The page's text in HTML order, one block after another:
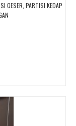
GESER, PARTISI KEDAP